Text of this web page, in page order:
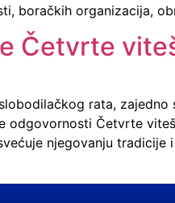
boračkih organizacija,
Četvrte
rata, zajedno
odgovornosti Četvrte
njegovanju tradicije